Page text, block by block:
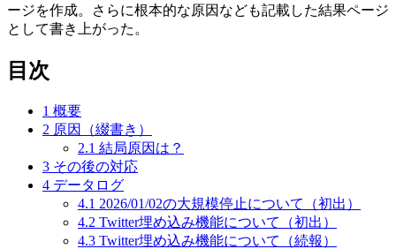
ージを作成。さらに根本的な原因なども記載した結果ページ
として書き上がった。
目次
1 概要
2 原因（綴書き）
2.1 結局原因は？
3 その後の対応
4 データログ
4.1 2026/01/02の大規模停止について（初出）
4.2 Twitter埋め込み機能について（初出）
4.3 Twitter埋め込み機能について（続報）